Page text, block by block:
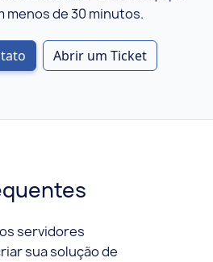
menos de 30 minutos.
Abrir um Ticket
servidores
sua solução de